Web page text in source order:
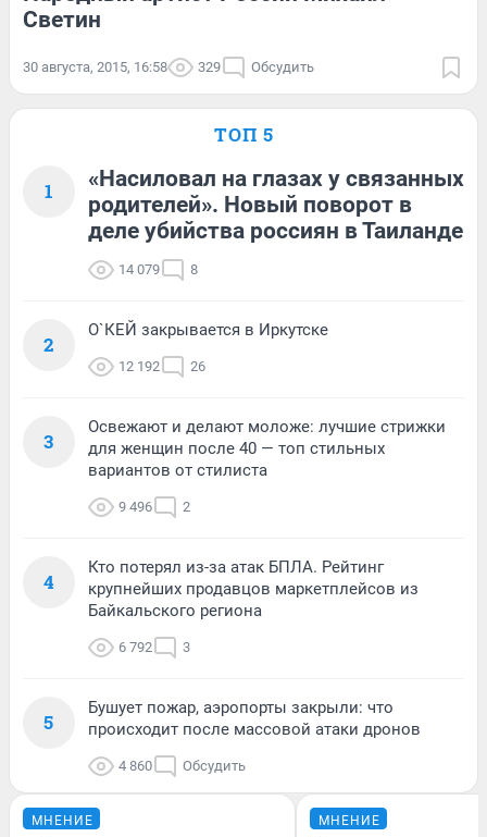
Светин
30 августа, 2015, 16:58 329 Обсудить
ТОП 5
1
«Насиловал на глазах у связанных
родителей». Новый поворот в
деле убийства россиян в Таиланде
14 079 8
2
О`КЕЙ закрывается в Иркутске
12 192 26
3
Освежают и делают моложе: лучшие стрижки
для женщин после 40 — топ стильных
вариантов от стилиста
9 496 2
4
Кто потерял из-за атак БПЛА. Рейтинг
крупнейших продавцов маркетплейсов из
Байкальского региона
6 792 3
5
Бушует пожар, аэропорты закрыли: что
происходит после массовой атаки дронов
4 860 Обсудить
МНЕНИЕ МНЕНИЕ